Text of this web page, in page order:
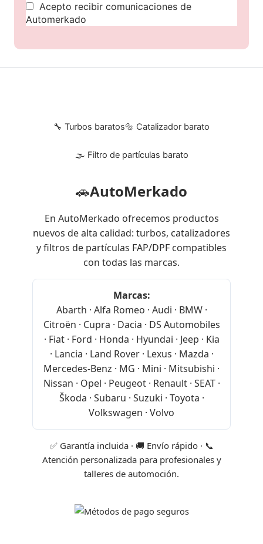
Acepto recibir comunicaciones de
Automerkado
🔧 Turbos baratos🔩 Catalizador barato
🌫 Filtro de partículas barato
🚗AutoMerkado
En AutoMerkado ofrecemos productos
nuevos de alta calidad: turbos, catalizadores
y filtros de partículas FAP/DPF compatibles
con todas las marcas.
Marcas:
Abarth · Alfa Romeo · Audi · BMW ·
Citroën · Cupra · Dacia · DS Automobiles
· Fiat · Ford · Honda · Hyundai · Jeep · Kia
· Lancia · Land Rover · Lexus · Mazda ·
Mercedes-Benz · MG · Mini · Mitsubishi ·
Nissan · Opel · Peugeot · Renault · SEAT ·
Škoda · Subaru · Suzuki · Toyota ·
Volkswagen · Volvo
✅ Garantía incluida · 🚚 Envío rápido · 📞
Atención personalizada para profesionales y
talleres de automoción.